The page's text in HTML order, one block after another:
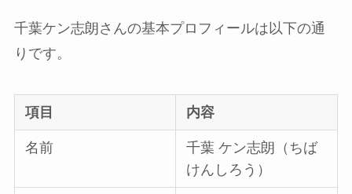
千葉ケン志朗さんの基本プロフィールは以下の通
りです。
項目 内容
名前
千葉 ケン志朗（ちば
けんしろう）